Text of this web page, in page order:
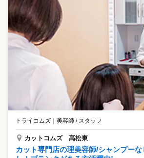
トライコムズ 美容師 / スタッフ
カットコムズ 高松東
カット専門店の理美容師/シャンプー